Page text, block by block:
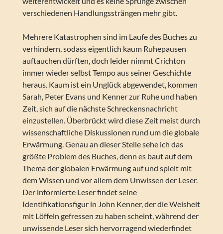
verschiedenen Handlungssträngen mehr gibt.
Mehrere Katastrophen sind im Laufe des Buches zu
verhindern, sodass eigentlich kaum Ruhepausen
auftauchen dürften, doch leider nimmt Crichton
immer wieder selbst Tempo aus seiner Geschichte
heraus. Kaum ist ein Unglück abgewendet, kommen
Sarah, Peter Evans und Kenner zur Ruhe und haben
Zeit, sich auf die nächste Schreckensnachricht
einzustellen. Überbrückt wird diese Zeit meist durch
wissenschaftliche Diskussionen rund um die globale
Erwärmung. Genau an dieser Stelle sehe ich das
größte Problem des Buches, denn es baut auf dem
Thema der globalen Erwärmung auf und spielt mit
dem Wissen und vor allem dem Unwissen der Leser.
Der informierte Leser findet seine
Identifikationsfigur in John Kenner, der die Weisheit
mit Löffeln gefressen zu haben scheint, während der
unwissende Leser sich hervorragend wiederfindet